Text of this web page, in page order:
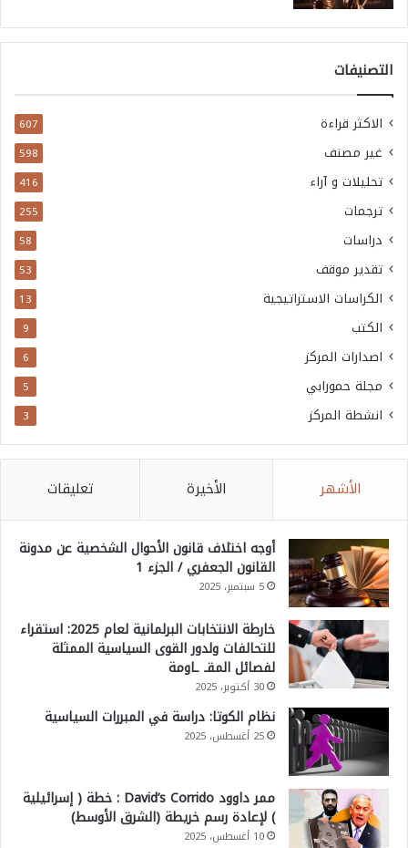
التصنيفات
الاكثر قراءة 607
غير مصنف 598
تحليلات و آراء 416
ترجمات 255
دراسات 58
تقدير موقف 53
الكراسات الاستراتيجية 13
الكتب 9
اصدارات المركز 6
مجلة حمورابي 5
انشطة المركز 3
الأشهر الأخيرة تعليقات
أوجه اختلاف قانون الأحوال الشخصية عن مدونة
القانون الجعفري / الجزء 1
5 سبتمبر، 2025
خارطة الانتخابات البرلمانية لعام 2025: استقراء
للتحالفات ولدور القوى السياسية الممثلة
لفصائل المقـ ـاومة
30 أكتوبر، 2025
نظام الكوتا: دراسة في المبررات السياسية
25 أغسطس، 2025
ممر داوود David’s Corrido : خطة ( إسرائيلية
) لإعادة رسم خريطة (الشرق الأوسط)
10 أغسطس، 2025